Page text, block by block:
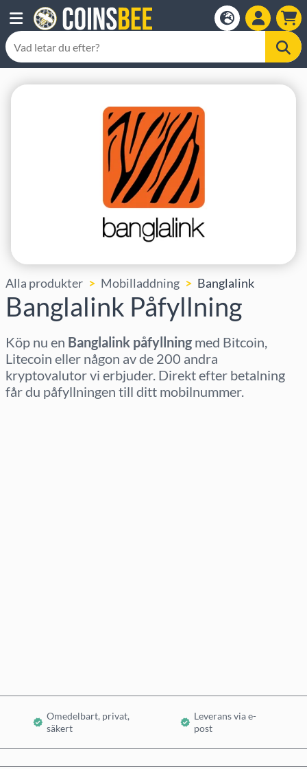
Alla produkter Mobilladdning Banglalink
Banglalink Påfyllning
Köp nu en Banglalink påfyllning med Bitcoin,
Litecoin eller någon av de 200 andra
kryptovalutor vi erbjuder. Direkt efter betalning
får du påfyllningen till ditt mobilnummer.
Omedelbart, privat,
säkert
Leverans via e-
post